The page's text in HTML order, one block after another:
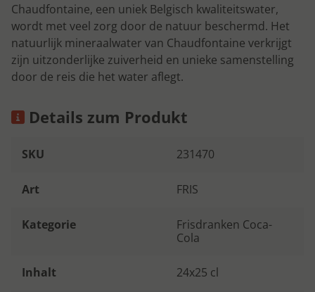
Chaudfontaine, een uniek Belgisch kwaliteitswater,
wordt met veel zorg door de natuur beschermd. Het
natuurlijk mineraalwater van Chaudfontaine verkrijgt
zijn uitzonderlijke zuiverheid en unieke samenstelling
door de reis die het water aflegt.
Details zum Produkt
SKU 231470
Art FRIS
Kategorie
Frisdranken Coca-
Cola
Inhalt 24x25 cl